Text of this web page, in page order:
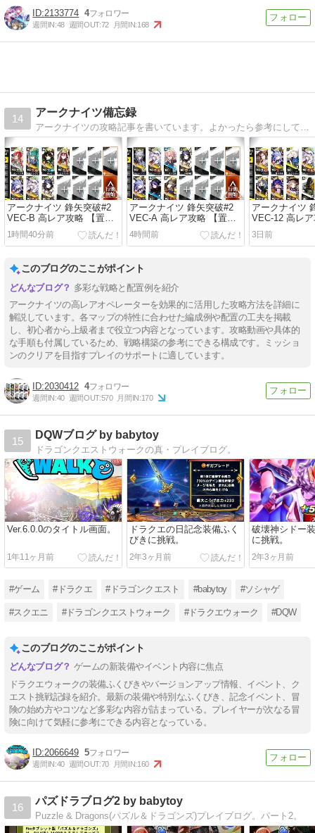
2133774 4
週間IN:48 週間OUT:72 月間IN:168
14
アークナイツ備忘録
アークナイツ 鋒矢突破#2
VEC-B 高レア攻略 【置く
だけ簡単】
1時間40分前
アークナイツ 鋒矢突破#2
VEC-A 高レア攻略 【置く
だけ簡単】
4時間前
アークナイツ
VEC-12 高レ
置くだけ簡単】
3日前
このブログのここがポイント
多彩な戦略と配置例を紹介
アークナイツの高レアオペレーターを効果的に活用した攻略方法を詳細に
解説しています。各マップの特性に合わせた編成例や配置の工夫を掲載
し、初心者から上級者まで役立つ内容となっています。攻略動画や具体的
な手順も付属しているため、戦略構築の参考にできる構成です。ミッショ
ンのクリアを目指すプレイのサポートに適しています。
2030412 4
週間IN:40 週間OUT:570 月間IN:170
15
DQWブログ by babytoy
ドラゴンクエストウォークの真・プレイブログ。
Ver.6.0.0のタイトル画面。
1年11ヶ月前
ドラクエの日記念装備ふく
びきに挑戦。
2年3ヶ月前
破壊神シドー
に挑戦。
2年3ヶ月前
#ゲーム #ドラクエ #ドラゴンクエスト #babytoy #ソシャゲ
#スクエニ #ドラゴンクエストウォーク #ドラクエウォーク #DQW
このブログのここがポイント
ゲームの新装備やイベント内容に焦点
ドラクエウォークの装備ふくびきやバージョンアップ情報、イベント、ク
エスト挑戦記録を紹介。最新の装備や特別なふくびき、記念イベント、冒
険の始め方やコツなど多彩な内容が詰まっている。プレイヤーが次なる冒
険に向けて気軽に参考にできる内容となっている。
2066649 5
週間IN:40 週間OUT:70 月間IN:160
16
パズドラブログ2 by babytoy
Puzzle & Dragons(パズル＆ドラゴンズ)プレイブログ。パート2。